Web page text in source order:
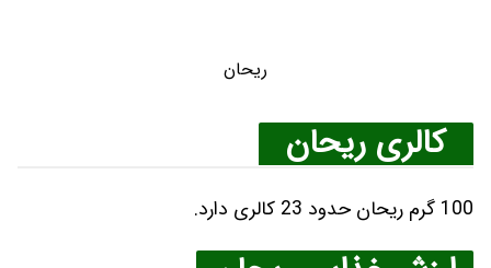
ریحان
کالری ریحان
100 گرم ریحان حدود 23 کالری دارد.